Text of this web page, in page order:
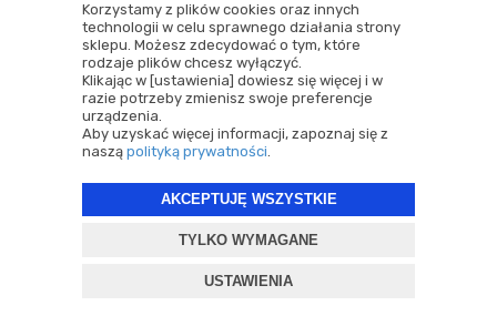
Korzystamy z plików cookies oraz innych
technologii w celu sprawnego działania strony
sklepu. Możesz zdecydować o tym, które
rodzaje plików chcesz wyłączyć.
Klikając w [ustawienia] dowiesz się więcej i w
razie potrzeby zmienisz swoje preferencje
urządzenia.
Aby uzyskać więcej informacji, zapoznaj się z
naszą polityką prywatności.
AKCEPTUJĘ WSZYSTKIE
TYLKO WYMAGANE
USTAWIENIA
ul. Agrestowa 1
83-010 Rekcin
2026 © Copyrights by |Detailing House